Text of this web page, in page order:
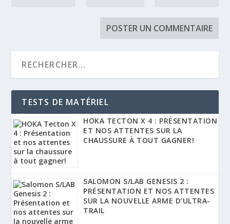
TESTS DE MATÉRIEL
HOKA TECTON X 4 : PRÉSENTATION
ET NOS ATTENTES SUR LA
CHAUSSURE À TOUT GAGNER!
SALOMON S/LAB GENESIS 2 :
PRÉSENTATION ET NOS ATTENTES
SUR LA NOUVELLE ARME D’ULTRA-
TRAIL